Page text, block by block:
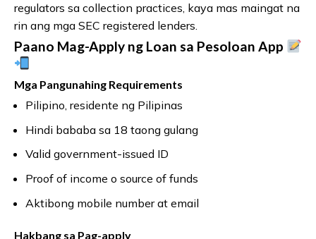
regulators sa collection practices, kaya mas maingat na
rin ang mga SEC registered lenders.
Paano Mag-Apply ng Loan sa Pesoloan App
Mga Pangunahing Requirements
Pilipino, residente ng Pilipinas
Hindi bababa sa 18 taong gulang
Valid government-issued ID
Proof of income o source of funds
Aktibong mobile number at email
Hakbang sa Pag-apply